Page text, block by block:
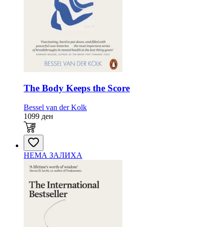
The Body Keeps the Score
Bessel van der Kolk
1099 ден
НЕМА ЗАЛИХА